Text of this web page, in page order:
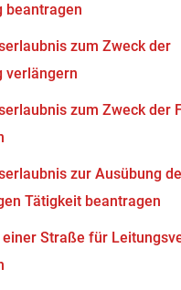
beantragen
zum Zweck der
verlängern
zum Zweck der
zur Ausübung
Tätigkeit beantragen
Straße für